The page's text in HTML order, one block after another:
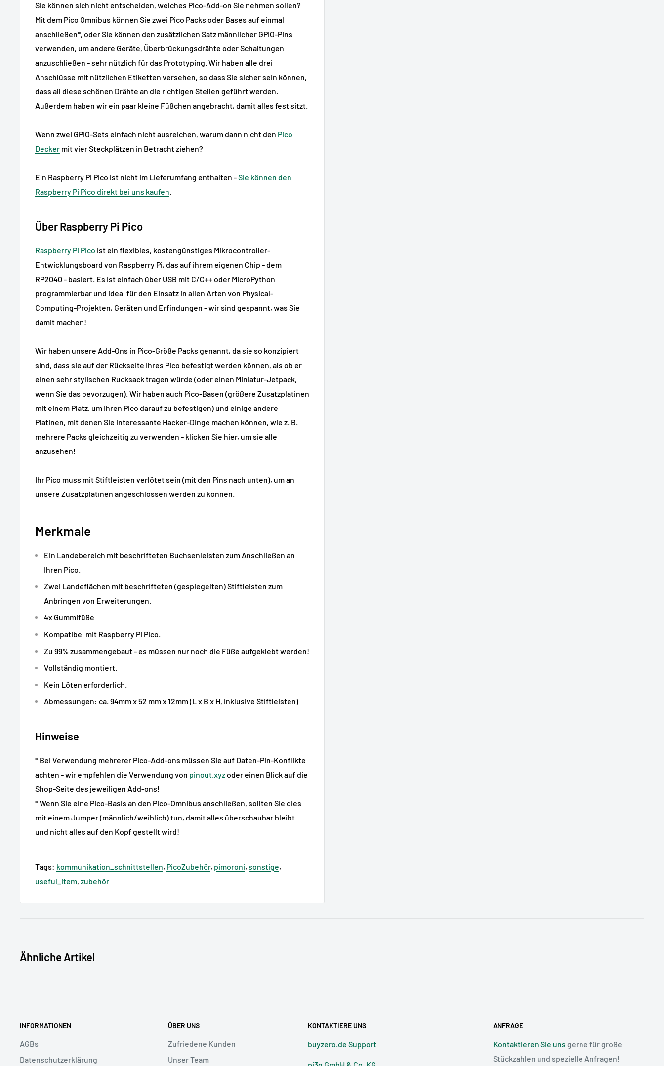
Sie können sich nicht entscheiden, welches Pico-Add-on Sie nehmen sollen?
Mit dem Pico Omnibus können Sie zwei Pico Packs oder Bases auf einmal
anschließen*, oder Sie können den zusätzlichen Satz männlicher GPIO-Pins
verwenden, um andere Geräte, Überbrückungsdrähte oder Schaltungen
anzuschließen - sehr nützlich für das Prototyping. Wir haben alle drei
Anschlüsse mit nützlichen Etiketten versehen, so dass Sie sicher sein können,
dass all diese schönen Drähte an die richtigen Stellen geführt werden.
Außerdem haben wir ein paar kleine Füßchen angebracht, damit alles fest sitzt.
Wenn zwei GPIO-Sets einfach nicht ausreichen, warum dann nicht den Pico
Decker mit vier Steckplätzen in Betracht ziehen?
Ein Raspberry Pi Pico ist nicht im Lieferumfang enthalten -Sie können den
Raspberry Pi Pico direkt bei uns kaufen.
Über Raspberry Pi Pico
Raspberry Pi Pico ist ein flexibles, kostengünstiges Mikrocontroller-
Entwicklungsboard von Raspberry Pi, das auf ihrem eigenen Chip - dem
RP2040 - basiert. Es ist einfach über USB mit C/C++ oder MicroPython
programmierbar und ideal für den Einsatz in allen Arten von Physical-
Computing-Projekten, Geräten und Erfindungen - wir sind gespannt, was Sie
damit machen!
Wir haben unsere Add-Ons in Pico-Größe Packs genannt, da sie so konzipiert
sind, dass sie auf der Rückseite Ihres Pico befestigt werden können, als ob er
einen sehr stylischen Rucksack tragen würde (oder einen Miniatur-Jetpack,
wenn Sie das bevorzugen). Wir haben auch Pico-Basen (größere Zusatzplatinen
mit einem Platz, um Ihren Pico darauf zu befestigen) und einige andere
Platinen, mit denen Sie interessante Hacker-Dinge machen können, wie z. B.
mehrere Packs gleichzeitig zu verwenden - klicken Sie hier, um sie alle
anzusehen!
Ihr Pico muss mit Stiftleisten verlötet sein (mit den Pins nach unten), um an
unsere Zusatzplatinen angeschlossen werden zu können.
Merkmale
Ein Landebereich mit beschrifteten Buchsenleisten zum Anschließen an
Ihren Pico.
Zwei Landeflächen mit beschrifteten (gespiegelten) Stiftleisten zum
Anbringen von Erweiterungen.
4x Gummifüße
Kompatibel mit Raspberry Pi Pico.
Zu 99% zusammengebaut - es müssen nur noch die Füße aufgeklebt werden!
Vollständig montiert.
Kein Löten erforderlich.
Abmessungen: ca. 94mm x 52 mm x 12mm (L x B x H, inklusive Stiftleisten)
Hinweise
* Bei Verwendung mehrerer Pico-Add-ons müssen Sie auf Daten-Pin-Konflikte
achten - wir empfehlen die Verwendung von pinout.xyzoder einen Blick auf die
Shop-Seite des jeweiligen Add-ons!
* Wenn Sie eine Pico-Basis an den Pico-Omnibus anschließen, sollten Sie dies
mit einem Jumper (männlich/weiblich) tun, damit alles überschaubar bleibt
und nicht alles auf den Kopf gestellt wird!
Tags: kommunikation_schnittstellen, PicoZubehör, pimoroni, sonstige,
useful_item, zubehör
Großbritannien, Unit 1, Parkway Business Park, Parkway Drive, S9 4WN support
Sicherheitsangaben
Ähnliche Artikel
INFORMATIONEN
AGBs
Datenschutzerklärung
ÜBER UNS
Zufriedene Kunden
Unser Team
KONTAKTIERE UNS
buyzero.de Support
pi3g GmbH & Co. KG
ANFRAGE
Kontaktieren Sie uns gerne für große
Stückzahlen und spezielle Anfragen!